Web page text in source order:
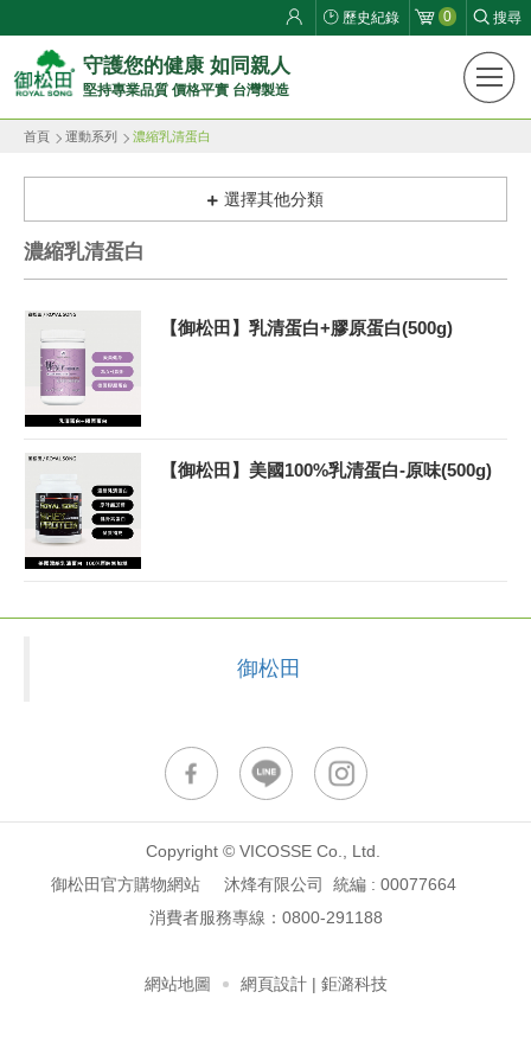
御
松
健
康
生
活
館
ROYAL
SONG
守護您的健康 如同親人
堅持專業品質 價格平實 台灣製造
歷史紀錄 0 搜尋
首頁 運動系列 濃縮乳清蛋白
選擇其他分類
濃縮乳清蛋白
【御松田】乳清蛋白+膠原蛋白(500g)
【御松田】美國100%乳清蛋白-原味(500g)
御松田
Copyright © VICOSSE Co., Ltd.
御松田官方購物網站 沐烽有限公司 統編 : 00077664
消費者服務專線： 0800-291188
網站地圖 網頁設計| 鉅潞科技